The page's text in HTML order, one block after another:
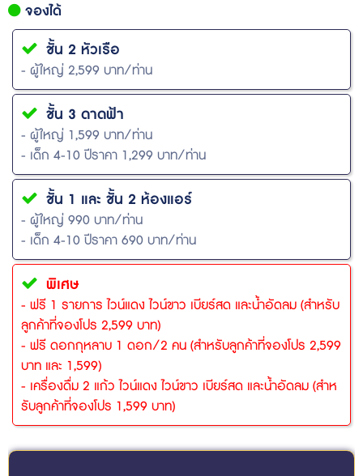
จองได้
ชั้น 2 หัวเรือ
- ผู้ใหญ่ 2,599 บาท/ท่าน
ชั้น 3 ดาดฟ้า
- ผู้ใหญ่ 1,599 บาท/ท่าน
- เด็ก 4-10 ปีราคา 1,299 บาท/ท่าน
ชั้น 1 และ ชั้น 2 ห้องแอร์
- ผู้ใหญ่ 990 บาท/ท่าน
- เด็ก 4-10 ปีราคา 690 บาท/ท่าน
พิเศษ
- ฟรี 1 รายการ ไวน์แดง ไวน์ขาว เบียร์สด และน้ำอัดลม (สำหรับ
ลูกค้าที่จองโปร 2,599 บาท)
- ฟรี ดอกกุหลาบ 1 ดอก/2 คน (สำหรับลูกค้าที่จองโปร 2,599
บาท และ 1,599)
- เครื่องดื่ม 2 แก้ว ไวน์แดง ไวน์ขาว เบียร์สด และน้ำอัดลม (สำห
รับลูกค้าที่จองโปร 1,599 บาท)